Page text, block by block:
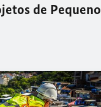
de Pequeno